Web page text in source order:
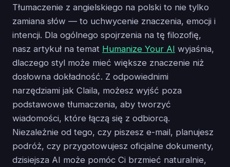
Tłumaczenie z angielskiego na polski to nie tylko
zamiana słów — to uchwycenie znaczenia, emocji i
intencji. Dla ogólnego spojrzenia na tę filozofię,
nasz artykuł na temat Humanize Your AI wyjaśnia,
dlaczego styl może mieć większe znaczenie niż
dosłowna dokładność. Z odpowiednimi
narzędziami jak Claila, możesz wyjść poza
podstawowe tłumaczenia, aby tworzyć
wiadomości, które łączą się z odbiorcą.
Niezależnie od tego, czy piszesz e-mail, planujesz
podróż, czy przygotowujesz oficjalne dokumenty,
dzisiejsza AI może pomóc Ci brzmieć naturalnie,